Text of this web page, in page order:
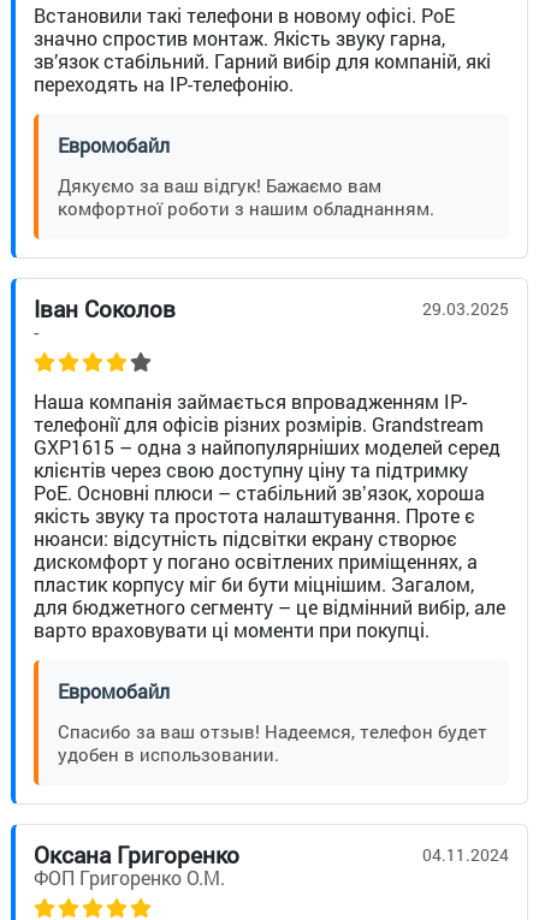
Встановили такі телефони в новому офісі. PoE
значно спростив монтаж. Якість звуку гарна,
зв’язок стабільний. Гарний вибір для компаній, які
переходять на IP-телефонію.
Евромобайл
Дякуємо за ваш відгук! Бажаємо вам
комфортної роботи з нашим обладнанням.
Іван Соколов
-
29.03.2025
Наша компанія займається впровадженням IP-
телефонії для офісів різних розмірів. Grandstream
GXP1615 – одна з найпопулярніших моделей серед
клієнтів через свою доступну ціну та підтримку
PoE. Основні плюси – стабільний звʼязок, хороша
якість звуку та простота налаштування. Проте є
нюанси: відсутність підсвітки екрану створює
дискомфорт у погано освітлених приміщеннях, а
пластик корпусу міг би бути міцнішим. Загалом,
для бюджетного сегменту – це відмінний вибір, але
варто враховувати ці моменти при покупці.
Евромобайл
Спасибо за ваш отзыв! Надеемся, телефон будет
удобен в использовании.
Оксана Григоренко
ФОП Григоренко О.М.
04.11.2024